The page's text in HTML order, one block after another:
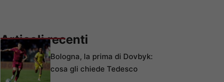
Articoli recenti
Bologna, la prima di Dovbyk:
cosa gli chiede Tedesco